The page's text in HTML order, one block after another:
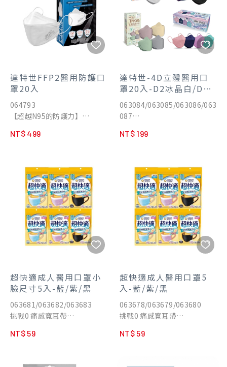
MIT台灣製造
達特世FFP2醫用防護口
罩20入
064793
【超越N95的防護力】
✔️密合度＞96％
符合國家標準 CNS14774 /
CNS 14755
符合歐盟 EN
149:2001+A1:2009標準
FFP2 證書號
0598/PPE/22/2024
衛部醫器製壹字第009534號
NT$ 499
達特世-4D立體醫用口
罩20入-D2冰晶白/D2
炫耀黑/D2魅力四色/D2
莫蘭迪四色
063084/063085/063086/063
087
✔️日規環保全塑鼻線
測試標準
MIT台灣製造
NT$ 199
超快適成人醫用口罩小
臉尺寸5入-藍/紫/黑
063681/063682/063683
挑戰0 痛感寬耳帶
高透氣濾層
NT$ 59
超快適成人醫用口罩5
入-藍/紫/黑
063678/063679/063680
挑戰0 痛感寬耳帶
高透氣濾層
NT$ 59